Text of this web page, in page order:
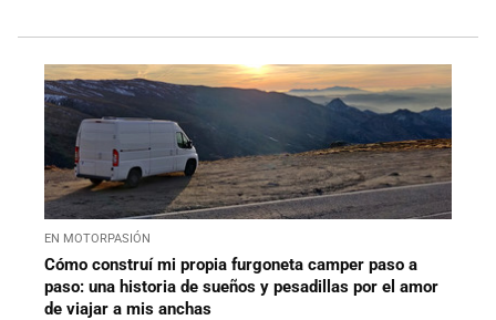
EN MOTORPASIÓN
Cómo construí mi propia furgoneta camper paso a
paso: una historia de sueños y pesadillas por el amor
de viajar a mis anchas